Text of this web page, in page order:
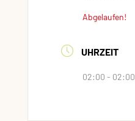
Abgelaufen!
UHRZEIT
02:00 - 02:00